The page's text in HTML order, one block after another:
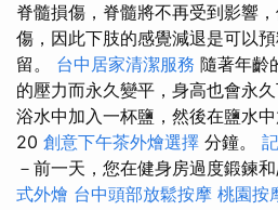
脊髓損傷，脊髓將不再受到影響
傷，因此下肢的感覺減退是可以
留。 台中居家清潔服務 隨著年齡
的壓力而永久變平，身高也會永
浴水中加入一杯鹽，然後在鹽水
20 創意下午茶外燴選擇 分鐘。
－前一天，您在健身房過度鍛鍊
式外燴 台中頭部放鬆按摩 桃園按